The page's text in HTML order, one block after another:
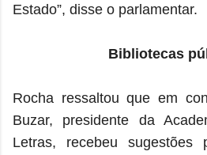
Estado”, disse o parlamentar.
Bibliotecas
Rocha ressaltou que em
Buzar, presidente da
Letras, recebeu sugestões